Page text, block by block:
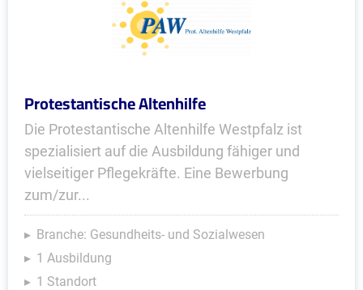
Protestantische Altenhilfe
Die Protestantische Altenhilfe Westpfalz ist
spezialisiert auf die Ausbildung fähiger und
vielseitiger Pflegekräfte. Eine Bewerbung
zum/zur...
Branche: Gesundheits- und Sozialwesen
1 Ausbildung
1 Standort